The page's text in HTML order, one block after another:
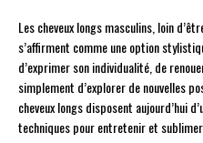
Les cheveux longs masculins, loin
s’affirment comme une option
d’exprimer son individualité, de
simplement d’explorer de nouvelles
cheveux longs disposent aujourd’hui
techniques pour entretenir et sublimer